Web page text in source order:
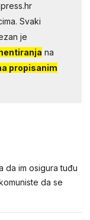
Svaki
je
na
propisanim
da im osigura tuđu
da se